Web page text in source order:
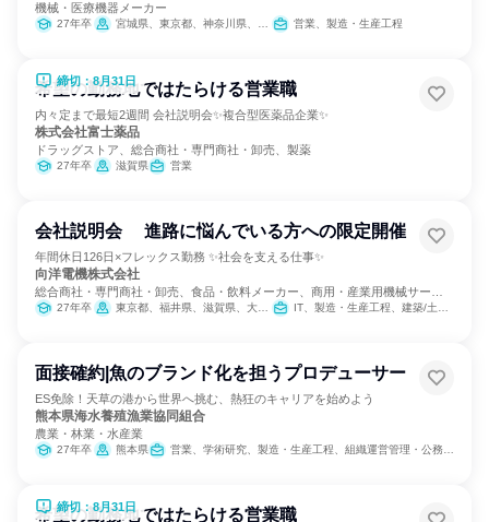
機械・医療機器メーカー
27年卒 宮城県、東京都、神奈川県、愛知県、大阪府、広島県、福岡県 営業、製造・生産工程
締切：8月31日
希望の勤務地ではたらける営業職
内々定まで最短2週間 会社説明会✨複合型医薬品企業✨
株式会社富士薬品
ドラッグストア、総合商社・専門商社・卸売、製薬
27年卒 滋賀県 営業
会社説明会 進路に悩んでいる方への限定開催
年間休日126日×フレックス勤務 ✨社会を支える仕事✨
向洋電機株式会社
総合商社・専門商社・卸売、食品・飲料メーカー、商用・産業用機械サービ
ス
27年卒 東京都、福井県、滋賀県、大阪府、兵庫県 IT、製造・生産工程、建築/土木/プラント専門職
面接確約|魚のブランド化を担うプロデューサー
ES免除！天草の港から世界へ挑む、熱狂のキャリアを始めよう
熊本県海水養殖漁業協同組合
農業・林業・水産業
27年卒 熊本県 営業、学術研究、製造・生産工程、組織運営管理・公務員・事務系職種
締切：8月31日
希望の勤務地ではたらける営業職